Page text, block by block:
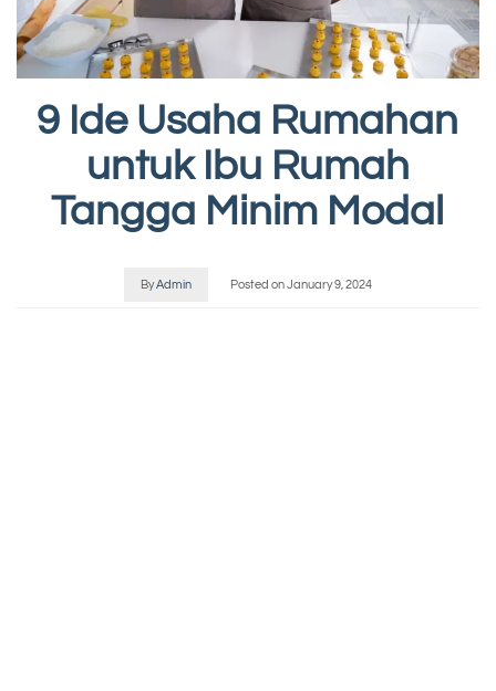
9 Ide Usaha Rumahan
untuk Ibu Rumah
Tangga Minim Modal
ByAdmin Posted onJanuary 9, 2024